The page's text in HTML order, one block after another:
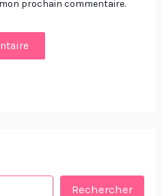
prochain commentaire.
Rechercher